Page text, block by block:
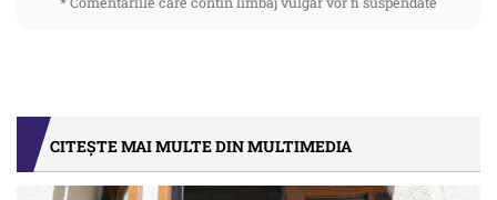
CITEȘTE MAI MULTE DIN MULTIMEDIA